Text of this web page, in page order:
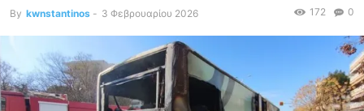
By kwnstantinos - 3 Φεβρουαρίου 2026 0
172